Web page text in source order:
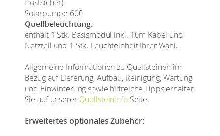
frostsicher)
Solarpumpe 600
Quellbeleuchtung:
enthält 1 Stk. Basismodul inkl. 10m Kabel und
Netzteil und 1 Stk. Leuchteinheit Ihrer Wahl.
Allgemeine Informationen zu Quellsteinen im
Bezug auf Lieferung, Aufbau, Reinigung, Wartung
und Einwinterung sowie hilfreiche Tipps erhalten
Sie auf unserer Quellsteininfo Seite.
Erweitertes optionales Zubehör: